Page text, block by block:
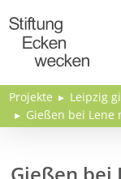
Projekte Leipzig
Gießen bei Lene